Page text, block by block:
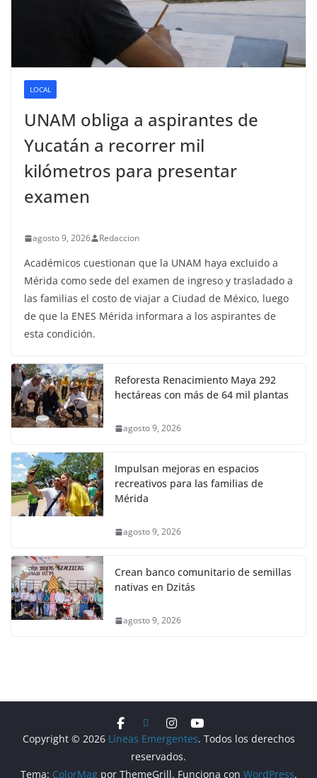
LOCAL
UNAM obliga a aspirantes de
Yucatán a recorrer mil
kilómetros para presentar
examen
agosto 9, 2026 Redaccion
Académicos cuestionan que la UNAM haya excluido a
Mérida como sede del examen de ingreso y trasladado a
las familias el costo de viajar a Ciudad de México, luego
de que la ENES Mérida informara a los aspirantes de
esta condición.
Reforesta Renacimiento Maya 292
hectáreas con más de 64 mil plantas
agosto 9, 2026
Impulsan mejoras en espacios
recreativos para las familias de
Mérida
agosto 9, 2026
Crean banco comunitario de semillas
nativas en Dzitás
agosto 9, 2026
Copyright © 2026 Líneas Emergentes. Todos los derechos
reservados.
Tema: ColorMagpor ThemeGrill. Funciona con WordPress.